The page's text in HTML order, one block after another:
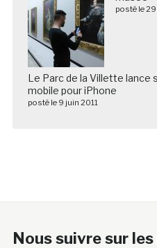
posté le
Le Parc de la Villette lance
mobile pour iPhone
posté le 9 juin 2011
Nous suivre sur